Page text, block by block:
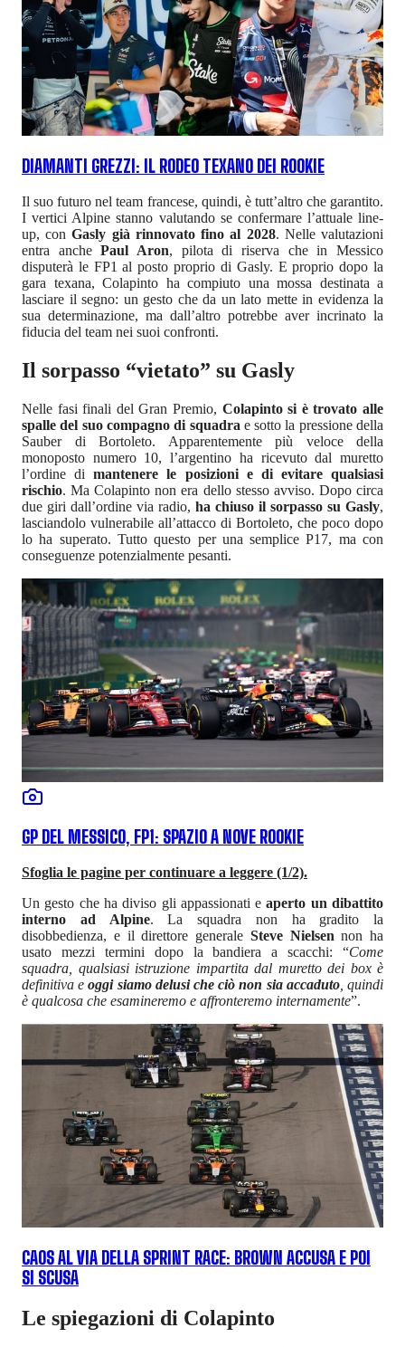
DIAMANTI GREZZI: IL RODEO TEXANO DEI ROOKIE
Il suo futuro nel team francese, quindi, è tutt’altro che garantito.
I vertici Alpine stanno valutando se confermare l’attuale line-
up, conGasly già rinnovato fino al 2028. Nelle valutazioni
entra anchePaul Aron, pilota di riserva che in Messico
disputerà le FP1 al posto proprio di Gasly. E proprio dopo la
gara texana, Colapinto ha compiuto una mossa destinata a
lasciare il segno: un gesto che da un lato mette in evidenza la
sua determinazione, ma dall’altro potrebbe aver incrinato la
fiducia del team nei suoi confronti.
Il sorpasso “vietato” su Gasly
Nelle fasi finali del Gran Premio, Colapinto si è trovato alle
spalle del suo compagno di squadra e sotto la pressione della
Sauber di Bortoleto. Apparentemente più veloce della
monoposto numero 10, l’argentino ha ricevuto dal muretto
l’ordine dimantenere le posizioni e di evitare qualsiasi
rischio. Ma Colapinto non era dello stesso avviso. Dopo circa
due giri dall’ordine via radio, ha chiuso il sorpasso su Gasly,
lasciandolo vulnerabile all’attacco di Bortoleto, che poco dopo
lo ha superato. Tutto questo per una semplice P17, ma con
conseguenze potenzialmente pesanti.
GP DEL MESSICO, FP1: SPAZIO A NOVE ROOKIE
Sfoglia le pagine per continuare a leggere (1/2).
Un gesto che ha diviso gli appassionati eaperto un dibattito
interno ad Alpine. La squadra non ha gradito la
disobbedienza, e il direttore generale Steve Nielsen non ha
usato mezzi termini dopo la bandiera a scacchi: “Come
squadra, qualsiasi istruzione impartita dal muretto dei box è
definitiva eoggi siamo delusi che ciò non sia accaduto, quindi
è qualcosa che esamineremo e affronteremo internamente”.
CAOS AL VIA DELLA SPRINT RACE: BROWN ACCUSA E POI
SI SCUSA
Le spiegazioni di Colapinto